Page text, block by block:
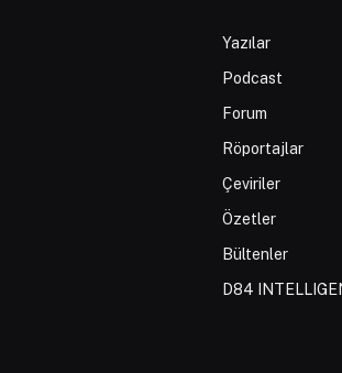
Yazılar
Podcast
Forum
Röportajlar
Çeviriler
Özetler
Bültenler
D84